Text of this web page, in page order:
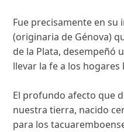
Fue precisamente en
(originaria de Génova)
de la Plata, desempeñó
llevar la fe a los
El profundo afecto que
nuestra tierra, nacido
para los